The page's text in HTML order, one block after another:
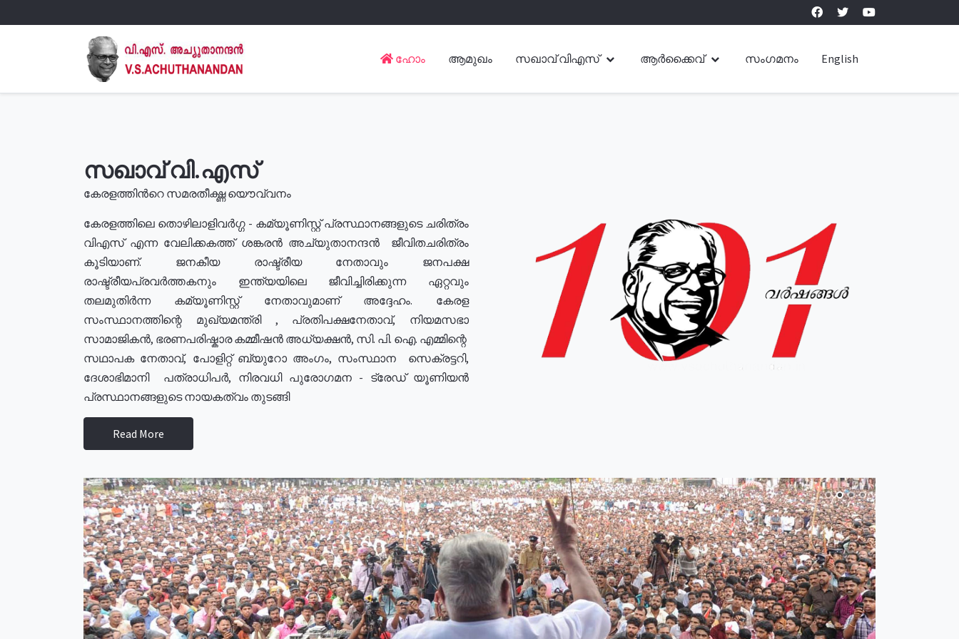
ഹോം ആമുഖം സഖാവ് വിഎസ് ആർക്കൈവ് സംഗമനം English
സഖാവ് വി.എസ്
കേരളത്തിൻറെ സമരതീക്ഷ്ണ യൌവ്വനം
കേരളത്തിലെ തൊഴിലാളിവർഗ്ഗ - കമ്യൂണിസ്റ്റ് പ്രസ്ഥാനങ്ങളുടെ ചരിത്രം
വിഎസ് എന്ന വേലിക്കകത്ത് ശങ്കരൻ അച്യുതാനന്ദൻ ജീവിതചരിത്രം
കൂടിയാണ്. ജനകീയ രാഷ്ട്രീയ നേതാവും ജനപക്ഷ
രാഷ്ട്രീയപ്രവർത്തകനും ഇന്ത്യയിലെ ജീവിച്ചിരിക്കുന്ന ഏറ്റവും
തലമുതിർന്ന കമ്യൂണിസ്റ്റ് നേതാവുമാണ് അദ്ദേഹം. കേരള
സംസ്ഥാനത്തിന്റെ മുഖ്യമന്ത്രി , പ്രതിപക്ഷനേതാവ്, നിയമസഭാ
സാമാജികൻ, ഭരണപരിഷ്കാര കമ്മീഷൻ അധ്യക്ഷൻ, സി. പി. ഐ. എമ്മിന്റെ
സഥാപക നേതാവ്, പോളിറ്റ് ബ്യുറോ അംഗം, സംസ്ഥാന സെക്രട്ടറി,
ദേശാഭിമാനി പത്രാധിപർ, നിരവധി പുരോഗമന - ട്രേഡ് യൂണിയൻ
പ്രസ്ഥാനങ്ങളുടെ നായകത്വം തുടങ്ങി
Read More